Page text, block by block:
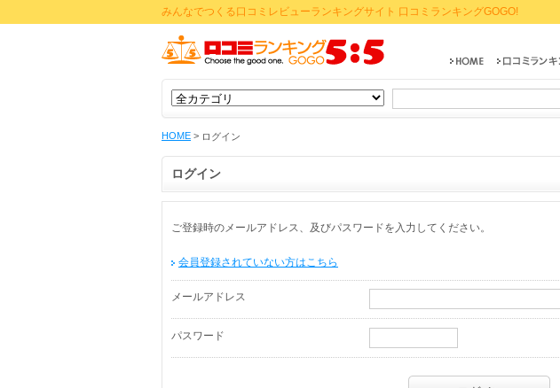
みんなでつくる口コミレビューランキングサイト 口コミランキングGOGO!
HOME > ログイン
ログイン
ご登録時のメールアドレス、及びパスワードを入力してください。
会員登録されていない方はこちら
メールアドレス
パスワード